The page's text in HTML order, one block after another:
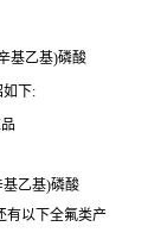
基乙基)磷酸
如下:
基乙基)磷酸
有以下全氟类产